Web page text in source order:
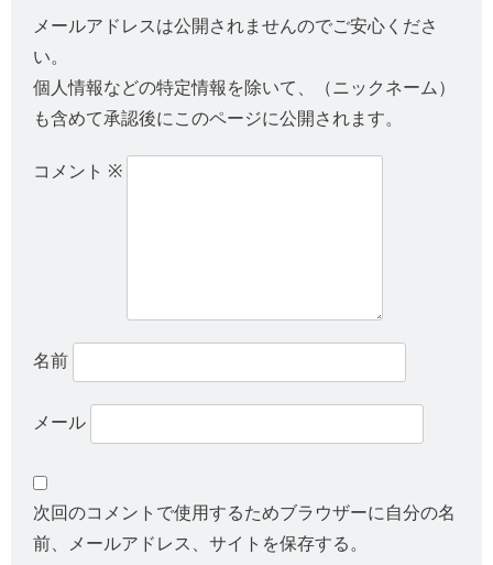
メールアドレスは公開されませんのでご安心くださ
い。
個人情報などの特定情報を除いて、（ニックネーム）
も含めて承認後にこのページに公開されます。
コメント ※
名前
メール
次回のコメントで使用するためブラウザーに自分の名
前、メールアドレス、サイトを保存する。